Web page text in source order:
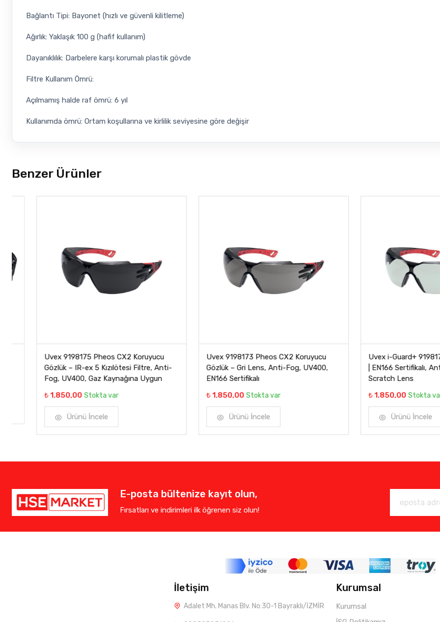
Bağlantı Tipi: Bayonet (hızlı ve güvenli kilitleme)
Ağırlık: Yaklaşık 100 g (hafif kullanım)
Dayanıklılık: Darbelere karşı korumalı plastik gövde
Filtre Kullanım Ömrü:
Açılmamış halde raf ömrü: 6 yıl
Kullanımda ömrü: Ortam koşullarına ve kirlilik seviyesine göre değişir
Benzer Ürünler
Uvex 9198175 Pheos CX2 Koruyucu
Gözlük – IR-ex 5 Kızılötesi Filtre, Anti-
Fog, UV400, Gaz Kaynağına Uygun
₺ 1.850,00 Stokta var
Ürünü İncele
Uvex 9198173 Pheos CX2 Koruyucu
Gözlük – Gri Lens, Anti-Fog, UV400,
EN166 Sertifikalı
₺ 1.850,00 Stokta var
Ürünü İncele
Uvex i-Guard+ 9198171
| EN166 Sertifikalı, Anti-Fog
Scratch Lens
₺ 1.850,00 Stokta var
Ürünü İncele
E-posta bültenize kayıt olun,
Fırsatları ve indirimleri ilk öğrenen siz olun!
İletişim
Adalet Mh. Manas Blv. No:30-1 Bayraklı/İZMİR
Kurumsal
Kurumsal